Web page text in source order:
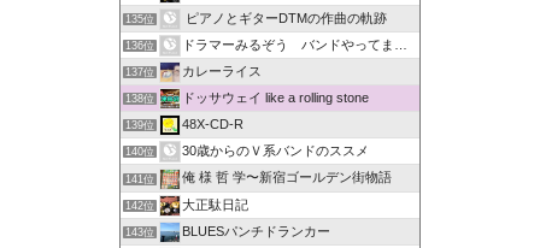
135位 ピアノとギターDTMの作曲の軌跡
136位 ドラマーみるぞう バンドやってまするぅ
137位 カレーライス
138位 ドッサウェイ like a rolling stone
139位 48X-CD-R
140位 30歳からのＶ系バンドのススメ
141位 俺 様 哲 学〜新宿ゴールデン街物語
142位 大正駄日記
143位 BLUESパンチドランカー